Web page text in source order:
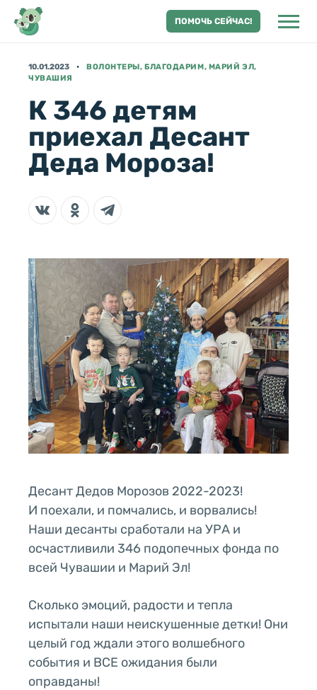
ПОМОЧЬ СЕЙЧАС!
10.01.2023
ВОЛОНТЕРЫ, БЛАГОДАРИМ, МАРИЙ ЭЛ,
ЧУВАШИЯ
К 346 детям
приехал Десант
Деда Мороза!
Десант Дедов Морозов 2022-2023!
И поехали, и помчались, и ворвались!
Наши десанты сработали на УРА и
осчастливили 346 подопечных фонда по
всей Чувашии и Марий Эл!
Сколько эмоций, радости и тепла
испытали наши неискушенные детки! Они
целый год ждали этого волшебного
события и ВСЕ ожидания были
оправданы!